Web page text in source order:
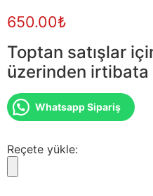
650.00₺
Toptan satışlar
üzerinden
Whatsapp Sipariş
Reçete yükle: